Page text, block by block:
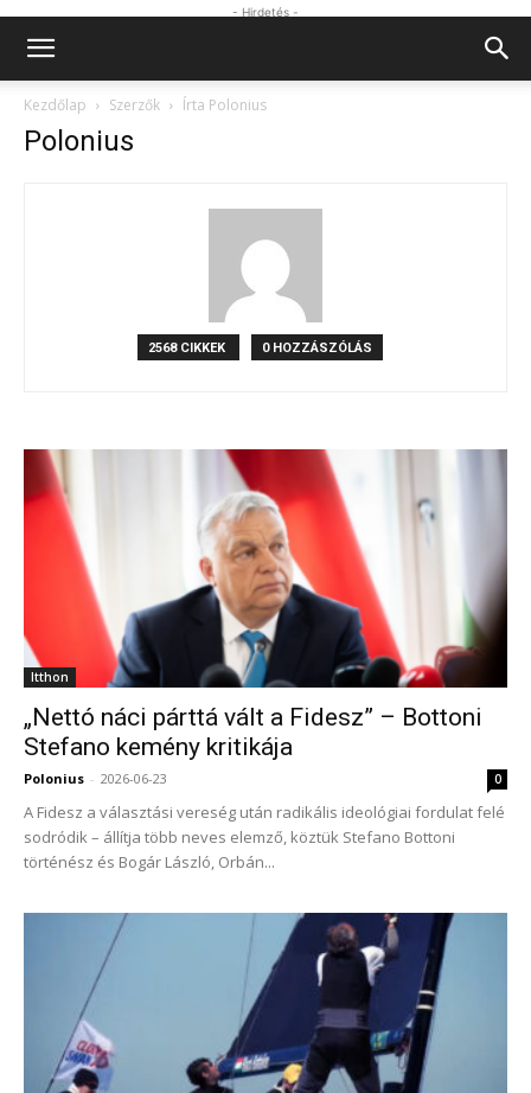
- Hirdetés -
Kezdőlap Szerzők Írta Polonius
Polonius
2568 CIKKEK 0 HOZZÁSZÓLÁS
Itthon
„Nettó náci párttá vált a Fidesz” – Bottoni
Stefano kemény kritikája
Polonius - 2026-06-23 0
A Fidesz a választási vereség után radikális ideológiai fordulat felé
sodródik – állítja több neves elemző, köztük Stefano Bottoni
történész és Bogár László, Orbán...